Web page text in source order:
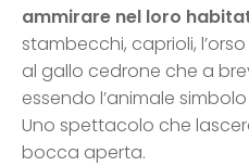
ammirare nel loro
stambecchi, caprioli,
al gallo cedrone che a
essendo l’animale
Uno spettacolo che
bocca aperta.